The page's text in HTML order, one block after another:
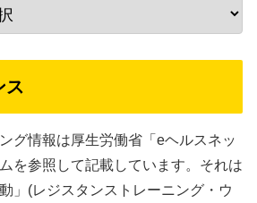
ス
グ情報は厚生労働省「eヘルスネッ
を参照して記載しています。それは
」(レジスタンストレーニング・ウ